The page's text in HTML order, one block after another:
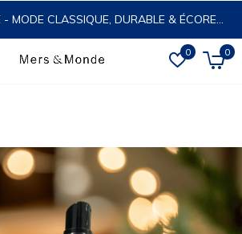
0 0
CLASSIQUE, DURABLE & ÉCORESPONSABLE